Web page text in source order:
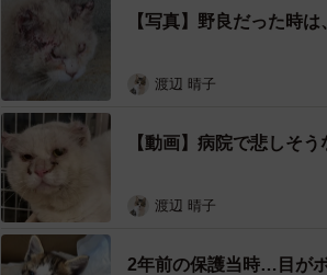
「寒くなる時期に傷だらけの身体ではき
「きっと今までつらい経験をしてきた
「今日から、楽しいお家ができたんです
「見つめてたね 運命感じたのかな」
「お外で大変な思いをしたね。辛かった
多くの人たちの心を打った投稿。白猫ち
をhinatabocco.kさんに聞きました。
【写真】野良だった時
渡辺 晴子
【動画】病院で悲しそ
渡辺 晴子
2年前の保護当時…目が